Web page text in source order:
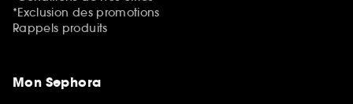
*Exclusion des promotions
Rappels produits
Mon Sephora